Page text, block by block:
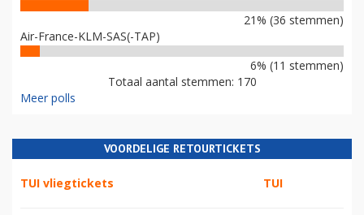
21% (36 stemmen)
Air-France-KLM-SAS(-TAP)
6% (11 stemmen)
Totaal aantal stemmen: 170
Meer polls
VOORDELIGE RETOURTICKETS
TUI vliegtickets TUI